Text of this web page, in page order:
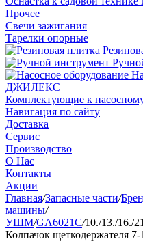
Прочее
Свечи зажигания
Тарелки опорные
ДЖИЛЕКС
Комплектующие к
Навигация по сайту
Доставка
Сервис
Производство
О Нас
Контакты
Акции
Главная/Запасные части/
машины/
УШМ/GA6021C/10./13./16./
Колпачок щеткодержателя 7-